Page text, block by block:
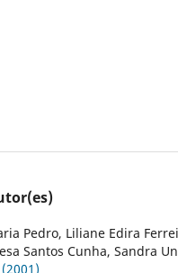
Pedro, Liliane Edira
Santos Cunha, Sandra